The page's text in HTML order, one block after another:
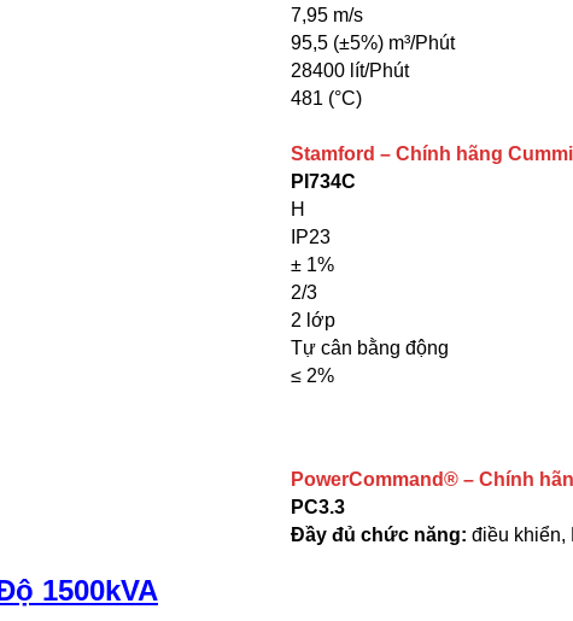
7,95 m/s
95,5 (±5%) m³/Phút
28400 lít/Phút
481 (°C)
Stamford – Chính hãng
PI734C
H
IP23
± 1%
2/3
2 lớp
Tự cân bằng động
≤ 2%
PowerCommand® – Chính
PC3.3
Đầy đủ chức năng: điều khiển,
1500kVA